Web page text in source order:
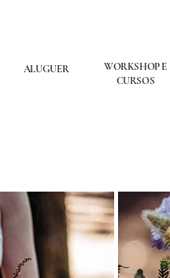
ALUGUER
WORKSHOP E
CURSOS